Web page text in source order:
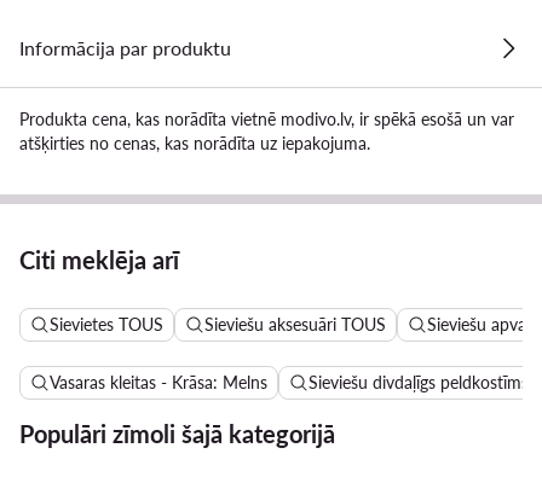
Informācija par produktu
Produkta cena, kas norādīta vietnē modivo.lv, ir spēkā esošā un var
atšķirties no cenas, kas norādīta uz iepakojuma.
Citi meklēja arī
Sievietes TOUS Sieviešu aksesuāri TOUS Sieviešu
Vasaras kleitas - Krāsa: Melns Sieviešu divdaļīgs peldkostīms
Populāri zīmoli šajā kategorijā